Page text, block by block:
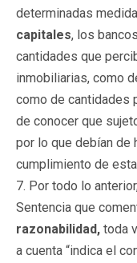
determinadas
capitales, los
cantidades que
inmobiliarias, como
como de cantidades
de conocer que
por lo que debían de
cumplimiento de
7. Por todo lo
Sentencia que
razonabilidad, toda
a cuenta “indica el